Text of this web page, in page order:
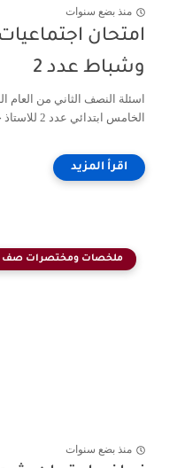
منذ بضع سنوات
امتحان
وشباط عدد 2
اسئلة النصف الثاني من
الخامس ابتدائي عدد 2 للاستاذ خليل ابراهيم الخفاجي
ملخصات ومختصرات صف
منذ بضع سنوات